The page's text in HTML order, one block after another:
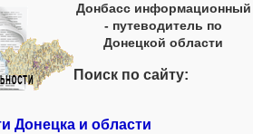
Донбасс информационный
- путеводитель по
Донецкой области
Поиск по сайту:
Донецка и области